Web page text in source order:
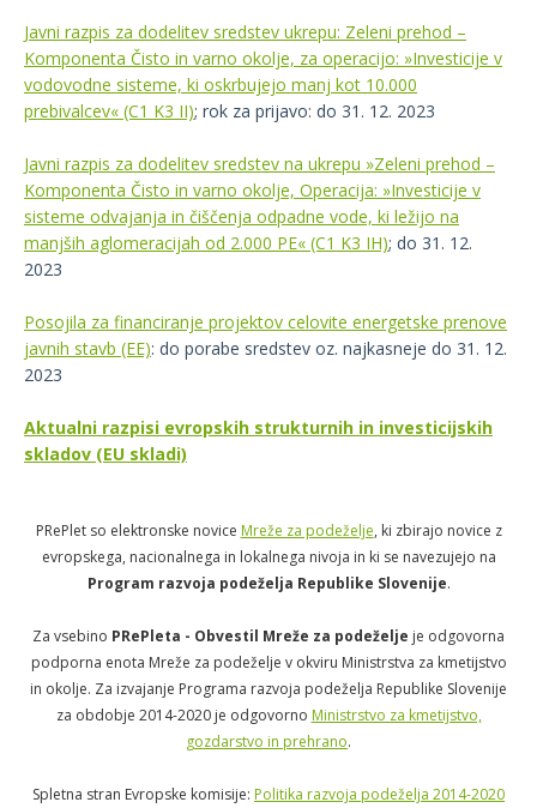
Javni razpis za dodelitev sredstev ukrepu: Zeleni prehod –
Komponenta Čisto in varno okolje, za operacijo: »Investicije v
vodovodne sisteme, ki oskrbujejo manj kot 10.000
prebivalcev« (C1 K3 II); rok za prijavo: do 31. 12. 2023
Javni razpis za dodelitev sredstev na ukrepu »Zeleni prehod –
Komponenta Čisto in varno okolje, Operacija: »Investicije v
sisteme odvajanja in čiščenja odpadne vode, ki ležijo na
manjših aglomeracijah od 2.000 PE« (C1 K3 IH); do 31. 12.
2023
Posojila za financiranje projektov celovite energetske prenove
javnih stavb (EE): do porabe sredstev oz. najkasneje do 31. 12.
2023
Aktualni razpisi evropskih strukturnih in investicijskih
skladov (EU skladi)
PRePlet so elektronske novice Mreže za podeželje, ki zbirajo novice z
evropskega, nacionalnega in lokalnega nivoja in ki se navezujejo na
Program razvoja podeželja Republike Slovenije.
Za vsebino PRePleta - Obvestil Mreže za podeželje je odgovorna
podporna enota Mreže za podeželje v okviru Ministrstva za kmetijstvo
in okolje. Za izvajanje Programa razvoja podeželja Republike Slovenije
za obdobje 2014-2020 je odgovorno Ministrstvo za kmetijstvo,
gozdarstvo in prehrano.
Spletna stran Evropske komisije: Politika razvoja podeželja 2014-2020